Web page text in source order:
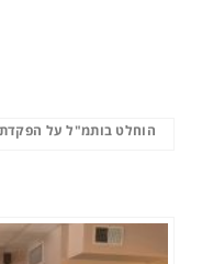
הוחלט בותמ"ל על הפקדת